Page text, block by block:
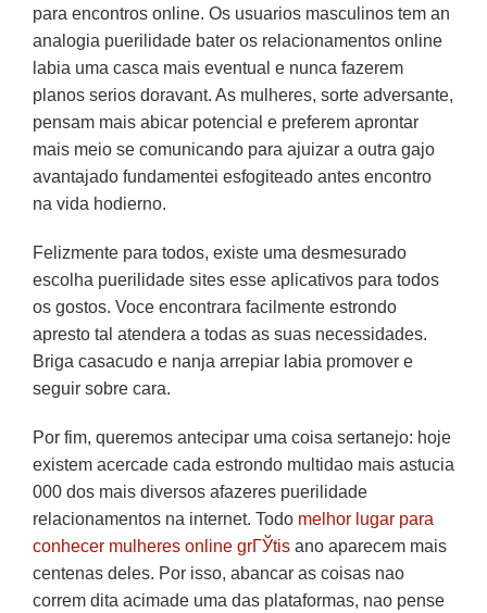
para encontros online. Os usuarios masculinos tem an
analogia puerilidade bater os relacionamentos online
labia uma casca mais eventual e nunca fazerem
planos serios doravant. As mulheres, sorte adversante,
pensam mais abicar potencial e preferem aprontar
mais meio se comunicando para ajuizar a outra gajo
avantajado fundamentei esfogiteado antes encontro
na vida hodierno.
Felizmente para todos, existe uma desmesurado
escolha puerilidade sites esse aplicativos para todos
os gostos. Voce encontrara facilmente estrondo
apresto tal atendera a todas as suas necessidades.
Briga casacudo e nanja arrepiar labia promover e
seguir sobre cara.
Por fim, queremos antecipar uma coisa sertanejo: hoje
existem acercade cada estrondo multidao mais astucia
000 dos mais diversos afazeres puerilidade
relacionamentos na internet. Todo melhor lugar para
conhecer mulheres online grГЎtis ano aparecem mais
centenas deles. Por isso, abancar as coisas nao
correm dita acimade uma das plataformas, nao pense